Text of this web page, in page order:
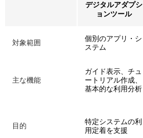
デジタルアダプシ
ョンツール
対象範囲
個別のアプリ・シ
ステム
主な機能
ガイド表示、チュ
ートリアル作成、
基本的な利用分析
目的
特定システムの利
用定着を支援